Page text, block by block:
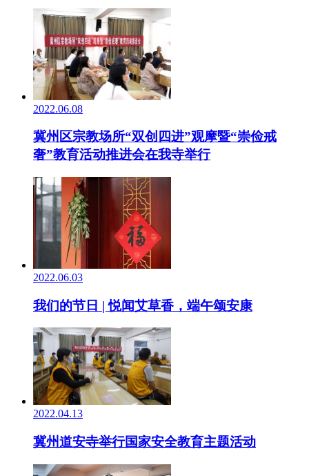
2022.06.08
冀州区宗教场所“双创四进”观摩暨“崇俭戒
奢”教育活动推进会在我寺举行
2022.06.03
我们的节日 | 悦闻艾草香，端午颂安康
2022.04.13
冀州道安寺举行国家安全教育主题活动